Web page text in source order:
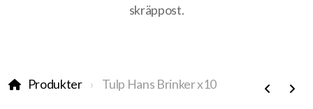
skräppost.
Produkter Tulp Hans Brinker x10